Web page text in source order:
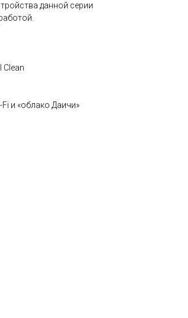
данной серии
Clean
и «облако Даичи»